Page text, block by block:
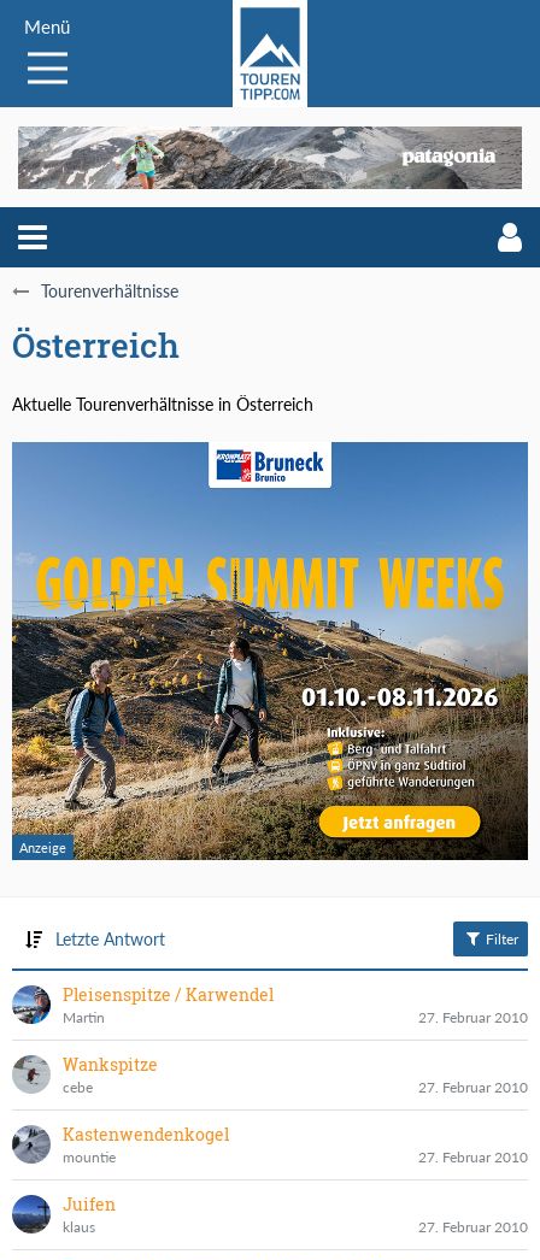
Menü
Tourenverhältnisse
Österreich
Aktuelle Tourenverhältnisse in Österreich
Letzte Antwort Filter
Pleisenspitze / Karwendel
Martin 27. Februar 2010
Wankspitze
cebe 27. Februar 2010
Kastenwendenkogel
mountie 27. Februar 2010
Juifen
klaus 27. Februar 2010